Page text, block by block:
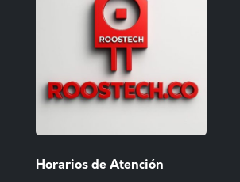
Horarios de Atención